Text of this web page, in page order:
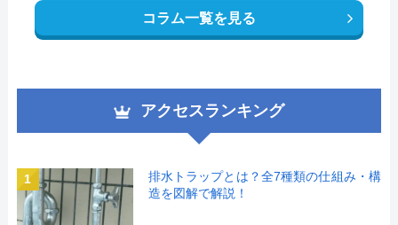
コラム一覧を見る
アクセスランキング
1
排水トラップとは？全7種類の仕組み・構
造を図解で解説！